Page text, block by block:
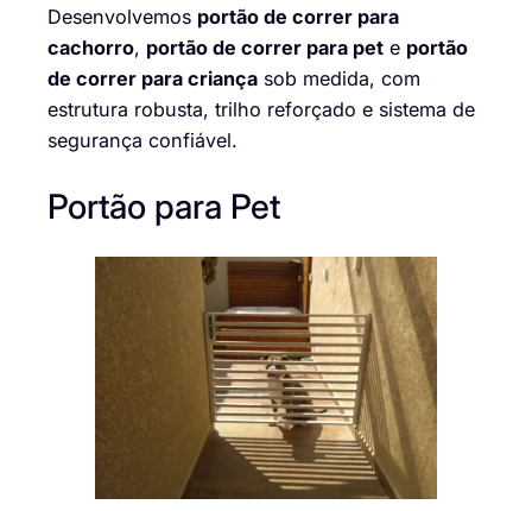
Desenvolvemos portão de correr para
cachorro, portão de correr para pet e portão
de correr para criança sob medida, com
estrutura robusta, trilho reforçado e sistema de
segurança confiável.
Portão para Pet